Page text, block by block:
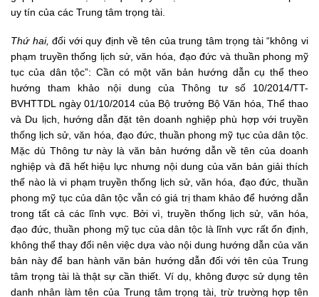
uy tín của các Trung tâm trọng tài.
Thứ hai, đối với quy định về tên của trung tâm trọng tài “không vi
phạm truyền thống lịch sử, văn hóa, đạo đức và thuần phong mỹ
tục của dân tộc”: Cần có một văn bản hướng dẫn cụ thể theo
hướng tham khảo nội dung của Thông tư số 10/2014/TT-
BVHTTDL ngày 01/10/2014 của Bộ trưởng Bộ Văn hóa, Thể thao
và Du lịch, hướng dẫn đặt tên doanh nghiệp phù hợp với truyền
thống lịch sử, văn hóa, đạo đức, thuần phong mỹ tục của dân tộc.
Mặc dù Thông tư này là văn bản hướng dẫn về tên của doanh
nghiệp và đã hết hiệu lực nhưng nội dung của văn bản giải thích
thế nào là vi phạm truyền thống lịch sử, văn hóa, đạo đức, thuần
phong mỹ tục của dân tộc vẫn có giá trị tham khảo để hướng dẫn
trong tất cả các lĩnh vực. Bởi vì, truyền thống lịch sử, văn hóa,
đạo đức, thuần phong mỹ tục của dân tộc là lĩnh vực rất ổn định,
không thể thay đổi nên việc dựa vào nội dung hướng dẫn của văn
bản này để ban hành văn bản hướng dẫn đối với tên của Trung
tâm trọng tài là thật sự cần thiết. Ví dụ, không được sử dụng tên
danh nhân làm tên của Trung tâm trọng tài, trừ trường hợp tên